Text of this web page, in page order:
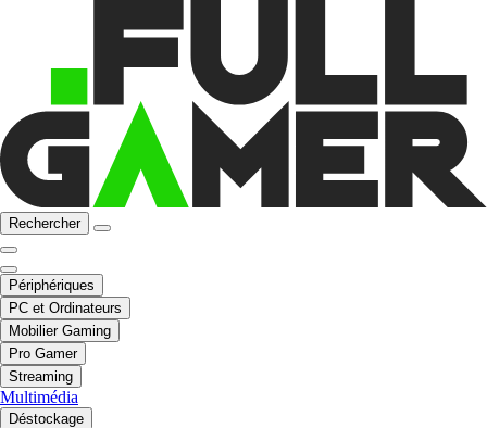
Rechercher
Périphériques
PC et Ordinateurs
Mobilier Gaming
Pro Gamer
Streaming
Multimédia
Déstockage